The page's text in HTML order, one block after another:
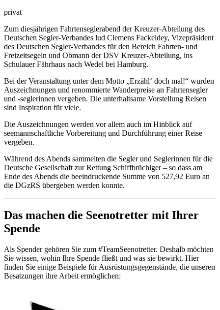
privat
Zum diesjährigen Fahrtenseglerabend der Kreuzer-Abteilung des
Deutschen Segler-Verbandes lud Clemens Fackeldey, Vizepräsident
des Deutschen Segler-Verbandes für den Bereich Fahrten- und
Freizeitsegeln und Obmann der DSV Kreuzer-Abteilung, ins
Schulauer Fährhaus nach Wedel bei Hamburg.
Bei der Veranstaltung unter dem Motto „Erzähl‘ doch mal!“ wurden
Auszeichnungen und renommierte Wanderpreise an Fahrtensegler
und -seglerinnen vergeben. Die unterhaltsame Vorstellung Reisen
sind Inspiration für viele.
Die Auszeichnungen werden vor allem auch im Hinblick auf
seemannschaftliche Vorbereitung und Durchführung einer Reise
vergeben.
Während des Abends sammelten die Segler und Seglerinnen für die
Deutsche Gesellschaft zur Rettung Schiffbrüchiger – so dass am
Ende des Abends die beeindruckende Summe von 527,92 Euro an
die DGzRS übergeben werden konnte.
Das machen die Seenotretter mit Ihrer
Spende
Als Spender gehören Sie zum #TeamSeenotretter. Deshalb möchten
Sie wissen, wohin Ihre Spende fließt und was sie bewirkt. Hier
finden Sie einige Beispiele für Ausrüstungsgegenstände, die unseren
Besatzungen ihre Arbeit ermöglichen: